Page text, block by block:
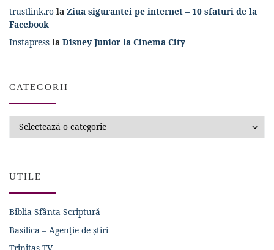
trustlink.ro la Ziua sigurantei pe internet – 10 sfaturi de la
Facebook
Instapress la Disney Junior la Cinema City
CATEGORII
UTILE
Biblia Sfânta Scriptură
Basilica – Agenție de știri